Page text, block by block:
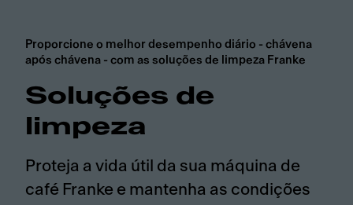
Proporcione o melhor desempenho diário - chávena
após chávena - com as soluções de limpeza Franke
Soluções de
limpeza
Proteja a vida útil da sua máquina de
café Franke e mantenha as condições